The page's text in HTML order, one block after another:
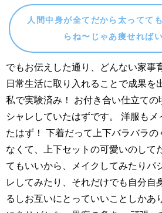
人間中身が全てだから太ってて
らね〜じゃあ痩せれば
でもお伝えした通り、どんない家事
日常生活に取り入れることで成果を
私で実験済み！ お付き合い仕立ての
シャレしていたはずです。 洋服も
たはず！ 下着だって上下バラバラの
なくて、上下セットの可愛いのして
てもいいから、メイクしてみたりパ
レしてみたり、それだけでも自分自
るしお互いにとっていいことしかあ